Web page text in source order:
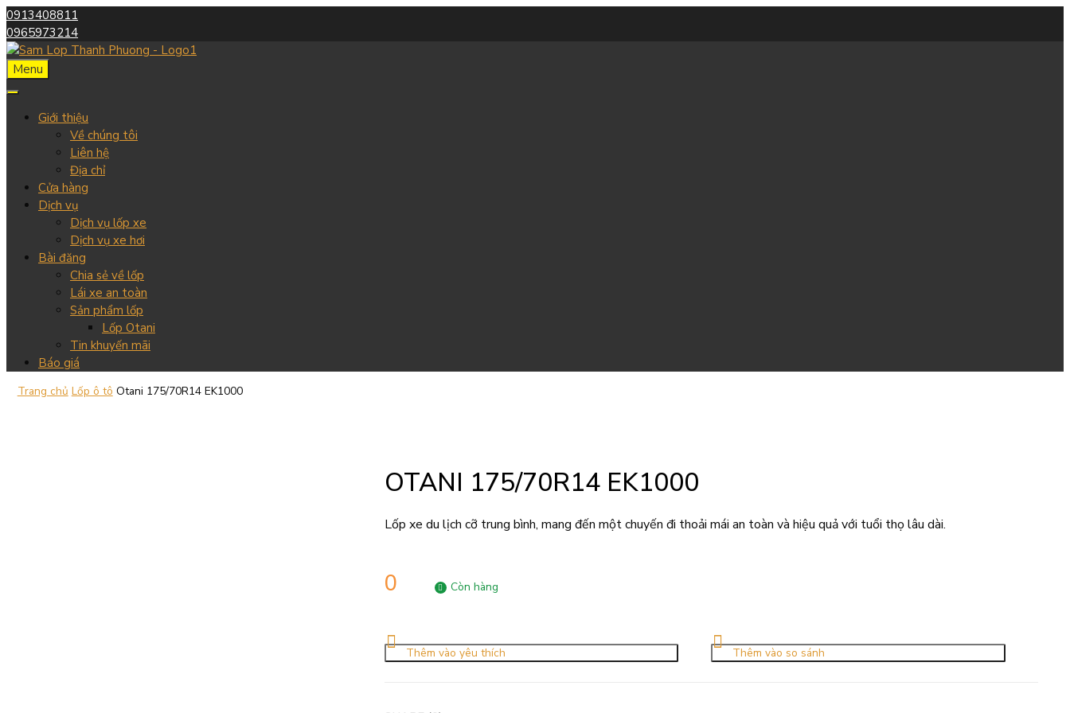
0913408811
0965973214
Menu
Giới thiệu
Về chúng tôi
Liên hệ
Địa chỉ
Cửa hàng
Dịch vụ
Dịch vụ lốp xe
Dịch vụ xe hơi
Bài đăng
Chia sẻ về lốp
Lái xe an toàn
Sản phẩm lốp
Lốp Otani
Tin khuyến mãi
Báo giá
Trang chủ Lốp ô tô Otani 175/70R14 EK1000
OTANI 175/70R14 EK1000
Lốp xe du lịch cỡ trung bình, mang đến một chuyến đi thoải mái an toàn và hiệu quả với tuổi thọ lâu dài.
0 Còn hàng
Thêm vào so sánh
Thêm vào yêu thích